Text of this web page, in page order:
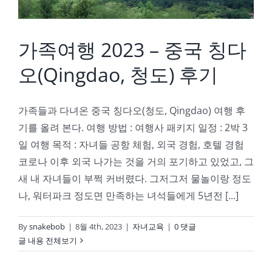
가족여행 2023 – 중국 칭다
오(Qingdao, 청도) 후기
가족들과 다녀온 중국 칭다오(청도, Qingdao) 여행 후
기를 올려 본다. 여행 방법 : 여행사 패키지 일정 : 2박 3
일 여행 목적 : 자녀들 공항 체험, 외국 경험, 호텔 경험
코로나 이후 외국 나가는 것을 거의 포기하고 있었고, 그
새 내 자녀들이 부쩍 커버렸다. 그저그저 물놀이랑 정도
나, 워터파크 정도면 만족하는 녀석들에게 5년전 [...]
Bysnakebob | 8월 4th, 2023 | 자녀교육 | 0 댓글
글 내용 전체보기